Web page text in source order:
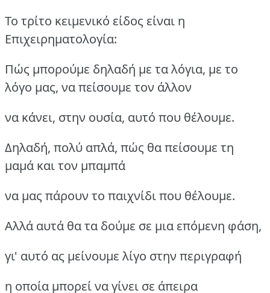
Το τρίτο κειμενικό είδος είναι η
Επιχειρηματολογία:
Πώς μπορούμε δηλαδή με τα λόγια, με το
λόγο μας, να πείσουμε τον άλλον
να κάνει, στην ουσία, αυτό που θέλουμε.
Δηλαδή, πολύ απλά, πώς θα πείσουμε τη
μαμά και τον μπαμπά
να μας πάρουν το παιχνίδι που θέλουμε.
Αλλά αυτά θα τα δούμε σε μια επόμενη φάση,
γι' αυτό ας μείνουμε λίγο στην περιγραφή
η οποία μπορεί να γίνει σε άπειρα